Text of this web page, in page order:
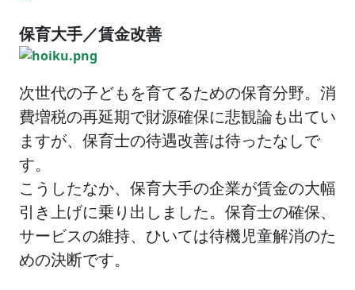
保育大手／賃金改善
次世代の子どもを育てるための保育分野。消
費増税の再延期で財源確保に悲観論も出てい
ますが、保育士の待遇改善は待ったなしで
す。
こうしたなか、保育大手の企業が賃金の大幅
引き上げに乗り出しました。保育士の確保、
サービスの維持、ひいては待機児童解消のた
めの決断です。